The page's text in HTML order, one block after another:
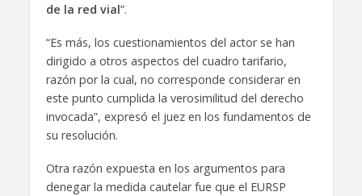
de la red vial”.
“Es más, los cuestionamientos del actor se han
dirigido a otros aspectos del cuadro tarifario,
razón por la cual, no corresponde considerar en
este punto cumplida la verosimilitud del derecho
invocada”, expresó el juez en los fundamentos de
su resolución.
Otra razón expuesta en los argumentos para
denegar la medida cautelar fue que el EURSP